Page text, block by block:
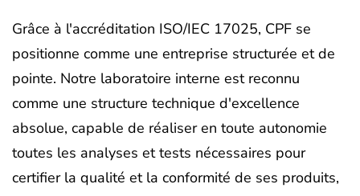
Grâce à l'accréditation ISO/IEC 17025, CPF se
positionne comme une entreprise structurée et de
pointe. Notre laboratoire interne est reconnu
comme une structure technique d'excellence
absolue, capable de réaliser en toute autonomie
toutes les analyses et tests nécessaires pour
certifier la qualité et la conformité de ses produits,